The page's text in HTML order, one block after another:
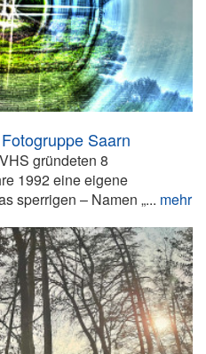
Saarn
gründeten 8
1992 eine eigene
sperrigen – Namen „... mehr